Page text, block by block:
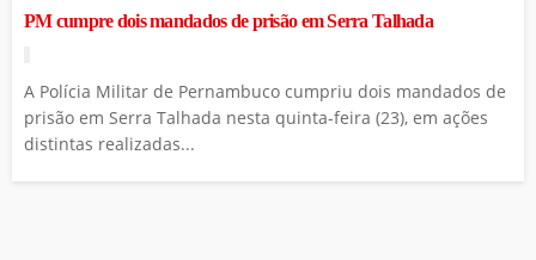
PM cumpre dois mandados de prisão em Serra Talhada
A Polícia Militar de Pernambuco cumpriu dois mandados de
prisão em Serra Talhada nesta quinta-feira (23), em ações
distintas realizadas...